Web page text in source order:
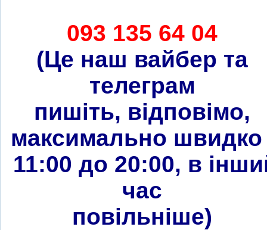
093 135 64 04
(Це наш вайбер та
телеграм
пишіть, відповімо,
максимально швидко
11:00 до 20:00, в
час
повільніше)